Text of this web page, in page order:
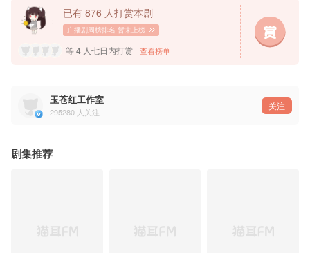
音频编辑：王飞
吉他：Guitar_RK
贝斯：Guitar_RK
Sky.Wang
弦乐：星舟爱乐团
弦乐监制：泡泡/临冬/笛呆子囚牛
制作人：笛呆子囚牛
监制：等待苍老 红线 张德美@张德美0707
统筹：豆子
已有 876 人打赏本剧
广播剧周榜排名 暂未上榜
等 4 人七日内打赏 查看榜单
玉苍红工作室
295280 人关注
关注
剧集推荐